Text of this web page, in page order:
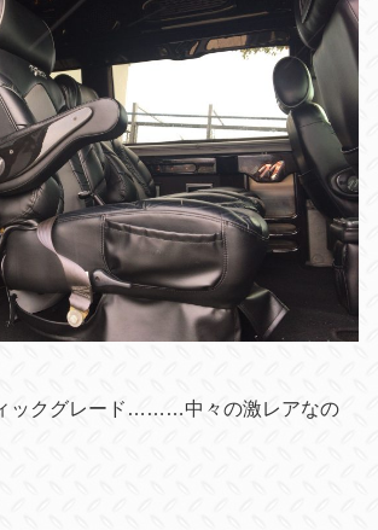
ックグレード………中々の激レアなの